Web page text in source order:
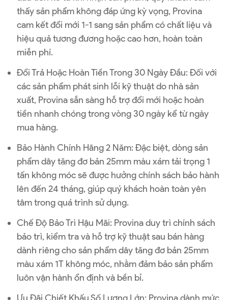
thấy sản phẩm không đáp ứng kỳ vọng, Provina
cam kết đổi mới 1-1 sang sản phẩm có chất liệu và
hiệu quả tương đương hoặc cao hơn, hoàn toàn
miễn phí.
Đổi Trả Hoặc Hoàn Tiền Trong 30 Ngày Đầu: Đối với
các sản phẩm phát sinh lỗi kỹ thuật do nhà sản
xuất, Provina sẵn sàng hỗ trợ đổi mới hoặc hoàn
tiền nhanh chóng trong vòng 30 ngày kể từ ngày
mua hàng.
Bảo Hành Chính Hãng 2 Năm: Đặc biệt, dòng sản
phẩm dây tăng đơ bản 25mm màu xám tải trọng 1
tấn không móc sẽ được hưởng chính sách bảo hành
lên đến 24 tháng, giúp quý khách hoàn toàn yên
tâm trong quá trình sử dụng.
Chế Độ Bảo Trì Hậu Mãi: Provina duy trì chính sách
bảo trì, kiểm tra và hỗ trợ kỹ thuật sau bán hàng
dành riêng cho sản phẩm dây tăng đơ bản 25mm
màu xám 1T không móc, nhằm đảm bảo sản phẩm
luôn vận hành ổn định và bền bỉ.